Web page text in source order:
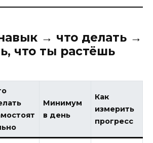
→ что делать →
что ты растёшь
Минимум
в день
Как
измерить
прогресс